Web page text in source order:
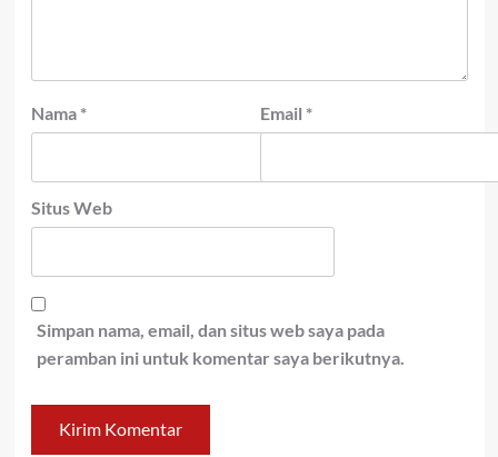
Nama * Email *
Situs Web
Simpan nama, email, dan situs web saya pada
peramban ini untuk komentar saya berikutnya.